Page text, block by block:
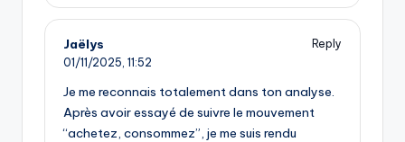
Jaëlys
Reply
01/11/2025, 11:52
Je me reconnais totalement dans ton analyse.
Après avoir essayé de suivre le mouvement
“achetez, consommez”, je me suis rendu